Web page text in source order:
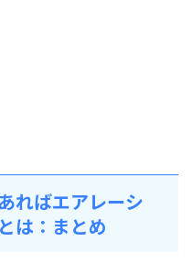
ればエアレーシ
は：まとめ